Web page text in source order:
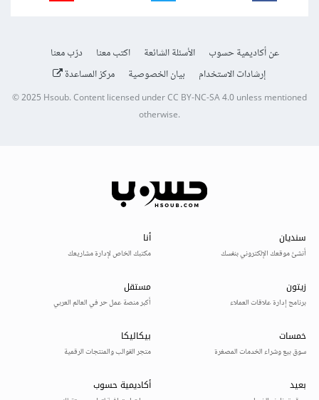
عن أكاديمية حسوب الأسئلة الشائعة اكتب معنا
درّب معنا
إرشادات الاستخدام
بيان الخصوصية مركز المساعدة
© 2025Hsoub.Content licensed underCC BY-NC-SA 4.0unless mentioned
otherwise.